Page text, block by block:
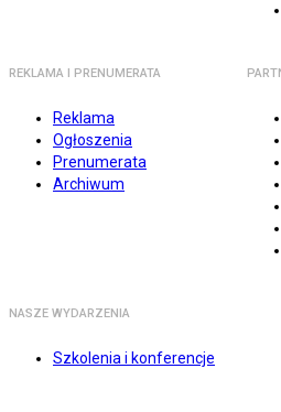
REKLAMA I PRENUMERATA
Reklama
Ogłoszenia
Prenumerata
Archiwum
NASZE WYDARZENIA
Szkolenia i konferencje